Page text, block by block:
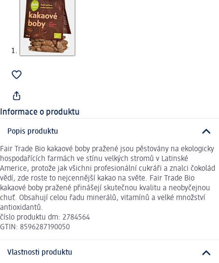
Informace o produktu
Popis produktu
Fair Trade Bio kakaové boby pražené jsou pěstovány na ekologicky
hospodařících farmách ve stínu velkých stromů v Latinské
Americe, protože jak všichni profesionální cukráři a znalci čokolád
vědí, zde roste to nejcennější kakao na světe. Fair Trade Bio
kakaové boby pražené přinášejí skutečnou kvalitu a neobyčejnou
chuť. Obsahují celou řadu minerálů, vitamínů a velké množství
antioxidantů.
číslo produktu dm: 2784564
GTIN: 8596287190050
Vlastnosti produktu